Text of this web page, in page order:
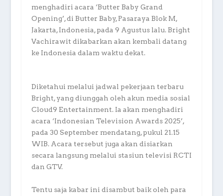
menghadiri acara ‘Butter Baby Grand
Opening’, di Butter Baby, Pasaraya Blok M,
Jakarta, Indonesia, pada 9 Agustus lalu. Bright
Vachirawit dikabarkan akan kembali datang
ke Indonesia dalam waktu dekat.
Diketahui melalui jadwal pekerjaan terbaru
Bright, yang diunggah oleh akun media sosial
Cloud9 Entertainment. Ia akan menghadiri
acara ‘Indonesian Television Awards 2025’,
pada 30 September mendatang, pukul 21.15
WIB. Acara tersebut juga akan disiarkan
secara langsung melalui stasiun televisi RCTI
dan GTV.
Tentu saja kabar ini disambut baik oleh para